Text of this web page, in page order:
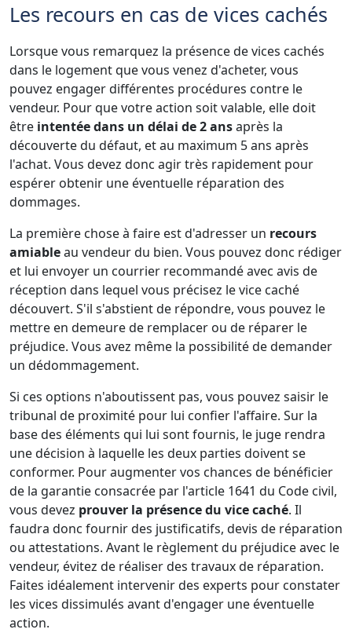
Les recours en cas de vices cachés
Lorsque vous remarquez la présence de vices cachés
dans le logement que vous venez d'acheter, vous
pouvez engager différentes procédures contre le
vendeur. Pour que votre action soit valable, elle doit
être intentée dans un délai de 2 ansaprès la
découverte du défaut, et au maximum 5 ans après
l'achat. Vous devez donc agir très rapidement pour
espérer obtenir une éventuelle réparation des
dommages.
La première chose à faire est d'adresser un recours
amiableau vendeur du bien. Vous pouvez donc rédiger
et lui envoyer un courrier recommandé avec avis de
réception dans lequel vous précisez le vice caché
découvert. S'il s'abstient de répondre, vous pouvez le
mettre en demeure de remplacer ou de réparer le
préjudice. Vous avez même la possibilité de demander
un dédommagement.
Si ces options n'aboutissent pas, vous pouvez saisir le
tribunal de proximité pour lui confier l'affaire. Sur la
base des éléments qui lui sont fournis, le juge rendra
une décision à laquelle les deux parties doivent se
conformer. Pour augmenter vos chances de bénéficier
de la garantie consacrée par l'article 1641 du Code civil,
vous devez prouver la présence du vice caché. Il
faudra donc fournir des justificatifs, devis de réparation
ou attestations. Avant le règlement du préjudice avec le
vendeur, évitez de réaliser des travaux de réparation.
Faites idéalement intervenir des experts pour constater
les vices dissimulés avant d'engager une éventuelle
action.